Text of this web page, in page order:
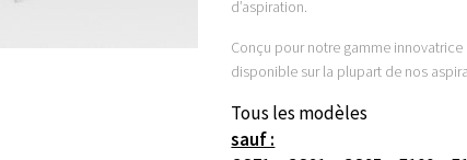
d’aspiration.
Conçu pour notre gamme
disponible sur la plupart de nos
Tous les modèles
sauf :